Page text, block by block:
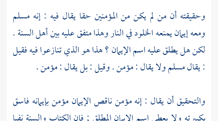
وحقيقته أن من لم يكن من المؤمنين حقا يقال فيه : إنه مسلم
ومعه إيمان يمنعه الخلود في النار وهذا متفق عليه بينأهل السنة.
لكن هل يطلق عليه اسم الإيمان ؟ هذا هو الذي تنازعوا فيه فقيل
: يقال مسلم ولا يقال : مؤمن . وقيل : بل يقال : مؤمن .
والتحقيق أن يقال : إنه مؤمن ناقص الإيمان مؤمن بإيمانه فاسق